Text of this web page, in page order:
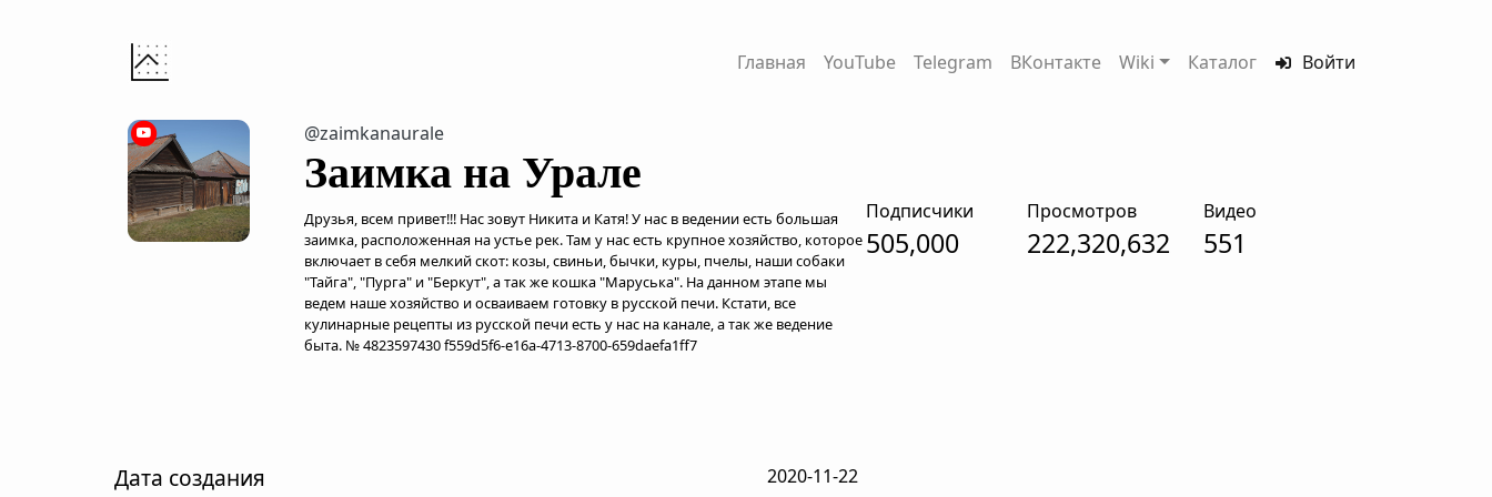
Главная YouTube Telegram ВКонтакте Wiki Каталог Войти
@zaimkanaurale
Заимка на Урале
Друзья, всем привет!!! Нас зовут Никита и Катя! У нас в ведении есть большая
заимка, расположенная на устье рек. Там у нас есть крупное хозяйство, которое
включает в себя мелкий скот: козы, свиньи, бычки, куры, пчелы, наши собаки
"Тайга", "Пурга" и "Беркут", а так же кошка "Маруська". На данном этапе мы
ведем наше хозяйство и осваиваем готовку в русской печи. Кстати, все
кулинарные рецепты из русской печи есть у нас на канале, а так же ведение
быта. № 4823597430 f559d5f6-e16a-4713-8700-659daefa1ff7
Подписчики
505,000
Просмотров
222,320,632
Видео
551
Дата создания 2020-11-22